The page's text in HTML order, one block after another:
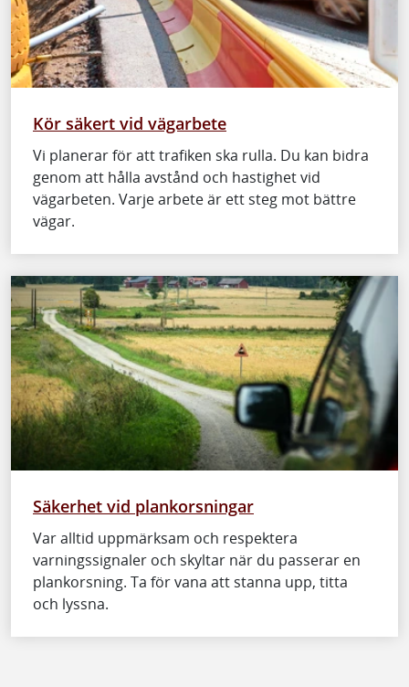
Kör säkert vid vägarbete
Vi planerar för att trafiken ska rulla. Du kan bidra
genom att hålla avstånd och hastighet vid
vägarbeten. Varje arbete är ett steg mot bättre
vägar.
Säkerhet vid plankorsningar
Var alltid uppmärksam och respektera
varningssignaler och skyltar när du passerar en
plankorsning. Ta för vana att stanna upp, titta
och lyssna.